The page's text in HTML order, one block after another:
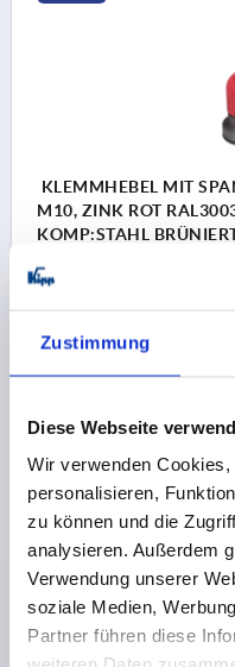
Zustimmung
Diese Webseite
Wir verwenden
personalisieren,
zu können und die
analysieren. Außerdem
Verwendung unserer
soziale Medien,
Partner führen diese
KLEMMHEBEL MIT
M10, ZINK ROT
KOMP:STAHL
GEWINDE=M10
OBERFLÄCHE
18,62 €
zzgl. MwSt.
zzgl. Versandkosten
K1599